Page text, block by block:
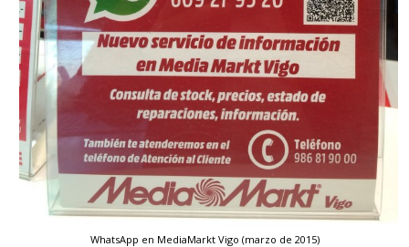
WhatsApp en MediaMarkt Vigo (marzo de 2015)